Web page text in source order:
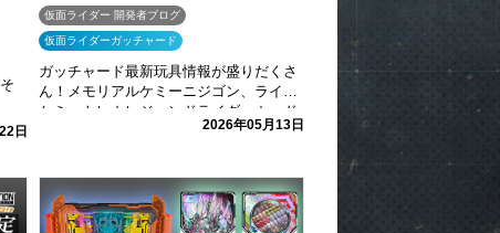
日
仮面ライダー 開発者ブログ
仮面ライダーガッチャード
ガッチャード最新玩具情報が盛りだくさ
ん！メモリアルケミーニジゴン、ライド
ケミートレカレジェンドライダーカード
2026年05月13日